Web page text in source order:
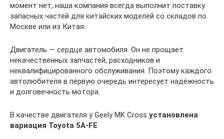
момент нет, наша компания всегда выполнит поставку
запасных частей для китайских моделей со складов по
Москве или из Китая.
Двигатель — сердце автомобиля. Он не прощает
некачественных запчастей, расходников и
неквалифицированного обслуживания. Поэтому каждого
автолюбителя в первую очередь интересует надёжность
и долговечность мотора.
В качестве двигателя у Geely MK Cross установлена
вариация Toyota 5A-FE